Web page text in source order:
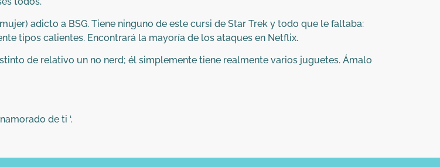
adicto a BSG. Tiene ninguno de este cursi de Star Trek y todo que le faltaba:
tipos calientes. Encontrará la mayoría de los ataques en Netflix.
de relativo un no nerd; él simplemente tiene realmente varios juguetes. Ámalo
de ti ‘.